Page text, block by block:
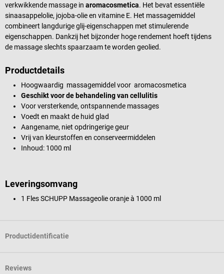
verkwikkende massage in aromacosmetica. Het bevat essentiële
sinaasappelolie, jojoba-olie en vitamine E. Het massagemiddel
combineert langdurige glij-eigenschappen met stimulerende
eigenschappen. Dankzij het bijzonder hoge rendement hoeft tijdens
de massage slechts spaarzaam te worden geolied.
Productdetails
Hoogwaardig massagemiddel voor aromacosmetica
Geschikt voor de behandeling van cellulitis
Voor versterkende, ontspannende massages
Voedt en maakt de huid glad
Aangename, niet opdringerige geur
Vrij van kleurstoffen en conserveermiddelen
Inhoud: 1000 ml
Leveringsomvang
1 Fles SCHUPP Massageolie oranje à 1000 ml
Productidentificatie
Reviews